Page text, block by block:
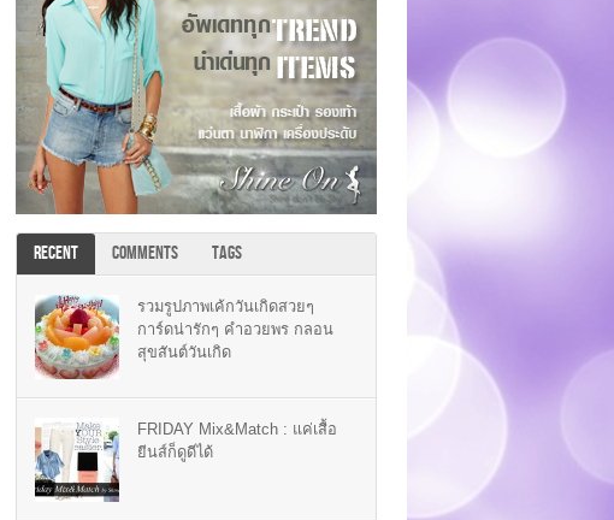
RECENT COMMENTS TAGS
รวมรูปภาพเค้กวันเกิดสวยๆ
การ์ดน่ารักๆ คำอวยพร กลอน
สุขสันต์วันเกิด
FRIDAY Mix&Match : แค่เสื้อ
ยีนส์ก็ดูดีได้